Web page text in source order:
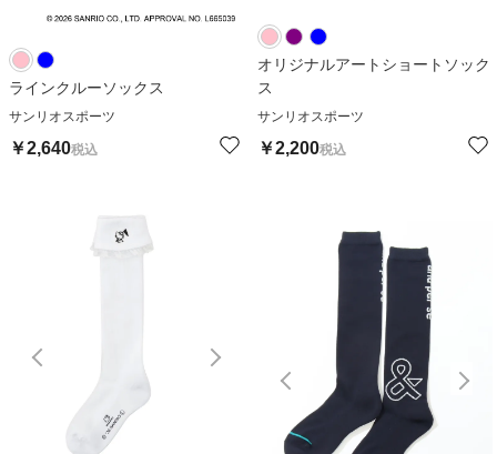
ラインクルーソックス
サンリオスポーツ
￥2,640税込
オリジナルアートショートソック
ス
サンリオスポーツ
￥2,200税込